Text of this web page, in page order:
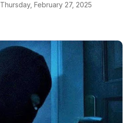
Thursday, February 27, 2025